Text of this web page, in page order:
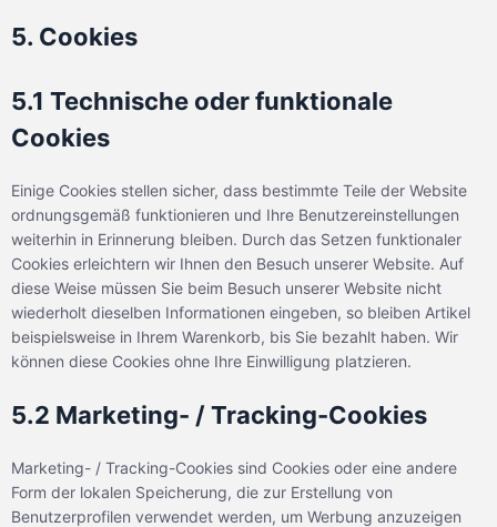
5. Cookies
5.1 Technische oder funktionale
Cookies
Einige Cookies stellen sicher, dass bestimmte Teile der Website
ordnungsgemäß funktionieren und Ihre Benutzereinstellungen
weiterhin in Erinnerung bleiben. Durch das Setzen funktionaler
Cookies erleichtern wir Ihnen den Besuch unserer Website. Auf
diese Weise müssen Sie beim Besuch unserer Website nicht
wiederholt dieselben Informationen eingeben, so bleiben Artikel
beispielsweise in Ihrem Warenkorb, bis Sie bezahlt haben. Wir
können diese Cookies ohne Ihre Einwilligung platzieren.
5.2 Marketing- / Tracking-Cookies
Marketing- / Tracking-Cookies sind Cookies oder eine andere
Form der lokalen Speicherung, die zur Erstellung von
Benutzerprofilen verwendet werden, um Werbung anzuzeigen